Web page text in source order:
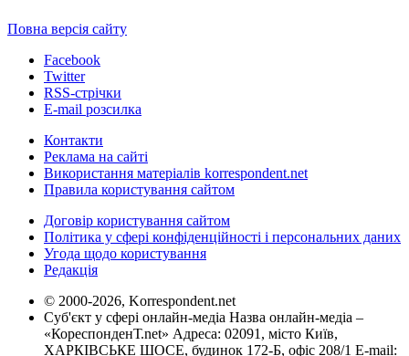
Повна версія сайту
Facebook
Twitter
RSS-стрічки
E-mail розсилка
Контакти
Реклама на сайті
Використання матеріалів korrespondent.net
Правила користування сайтом
Договір користування сайтом
Політика у сфері конфіденційності і персональних даних
Угода щодо користування
Редакція
© 2000-2026, Korrespondent.net
Суб'єкт у сфері онлайн-медіа Назва онлайн-медіа –
«КореспонденТ.net» Адреса: 02091, місто Київ,
ХАРКІВСЬКЕ ШОСЕ, будинок 172-Б, офіс 208/1 E-mail: